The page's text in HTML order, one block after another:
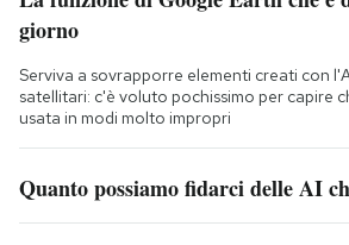
giorno
Serviva a sovrapporre elementi creati con
satellitari: c'è voluto pochissimo per capire
usata in modi molto impropri
Quanto possiamo fidarci delle AI